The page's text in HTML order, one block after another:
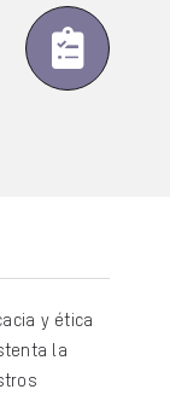
y ética
la